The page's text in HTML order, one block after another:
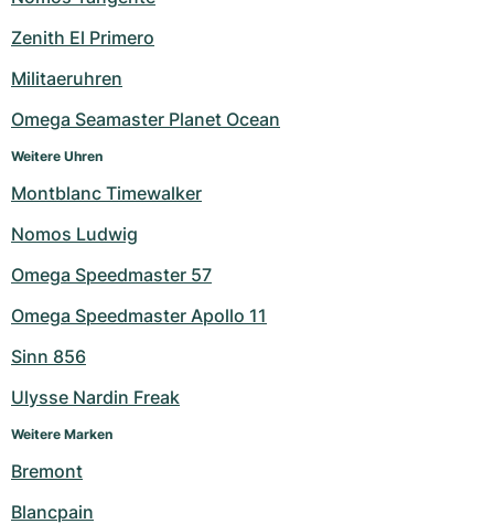
Milgauss
Oyster Perpetual
Yacht-Master
Yacht-Master II
Sea-Dweller
Sky-Dweller
Damenuhren
Ronde
Rotonde
Crash
Pasha
Tortue
Baignoire
Roadster
Professional
Bentley
Transocean
Cockpit
Chronospace
Super Avenger
Montbrillant
Formula 1
Grand Carrera
Gebraucht
Damenuhren
Portofino
Portugieser
Da Vinci
Aquatimer
Spitfire
Gebraucht
Spirit of Big Bang
King Power
Gebraucht
Zenith El Primero
Militaeruhren
Omega Seamaster Planet Ocean
Weitere Uhren
Montblanc Timewalker
Nomos Ludwig
Omega Speedmaster 57
Omega Speedmaster Apollo 11
Sinn 856
Ulysse Nardin Freak
Weitere Marken
Bremont
Blancpain